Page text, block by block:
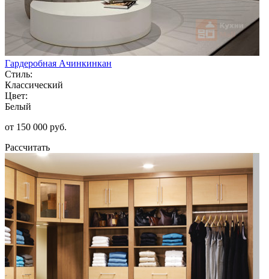
Гардеробная Ачинкинкан
Стиль:
Классический
Цвет:
Белый
от 150 000 руб.
Рассчитать